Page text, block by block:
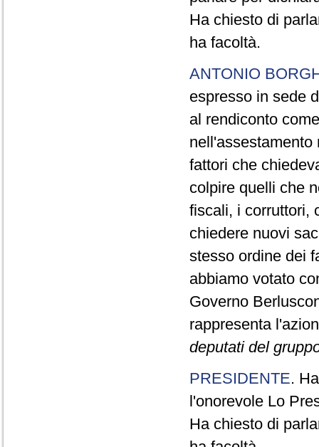
Ha chiesto di
ha facoltà.
ANTONIO
espresso in sede
al rendiconto
nell'assestamento
fattori che
colpire quelli che
fiscali, i corruttori,
chiedere nuovi
stesso ordine dei
abbiamo votato
Governo
rappresenta
deputati del
PRESIDENTE.
l'onorevole Lo
Ha chiesto di